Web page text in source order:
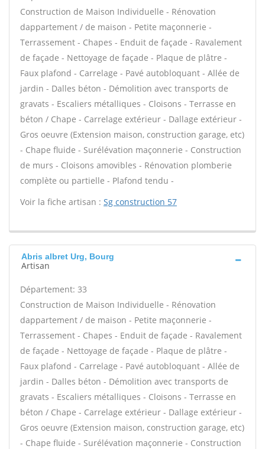
Construction de Maison Individuelle - Rénovation
dappartement / de maison - Petite maçonnerie -
Terrassement - Chapes - Enduit de façade - Ravalement
de façade - Nettoyage de façade - Plaque de plâtre -
Faux plafond - Carrelage - Pavé autobloquant - Allée de
jardin - Dalles béton - Démolition avec transports de
gravats - Escaliers métalliques - Cloisons - Terrasse en
béton / Chape - Carrelage extérieur - Dallage extérieur -
Gros oeuvre (Extension maison, construction garage, etc)
- Chape fluide - Surélévation maçonnerie - Construction
de murs - Cloisons amovibles - Rénovation plomberie
complète ou partielle - Plafond tendu -
Voir la fiche artisan : Sg construction 57
Abris albret Urg, Bourg
Artisan
Département: 33
Construction de Maison Individuelle - Rénovation
dappartement / de maison - Petite maçonnerie -
Terrassement - Chapes - Enduit de façade - Ravalement
de façade - Nettoyage de façade - Plaque de plâtre -
Faux plafond - Carrelage - Pavé autobloquant - Allée de
jardin - Dalles béton - Démolition avec transports de
gravats - Escaliers métalliques - Cloisons - Terrasse en
béton / Chape - Carrelage extérieur - Dallage extérieur -
Gros oeuvre (Extension maison, construction garage, etc)
- Chape fluide - Surélévation maçonnerie - Construction